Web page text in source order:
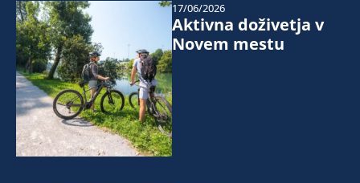
Aktivna doživetja v
Novem mestu
17/06/2026